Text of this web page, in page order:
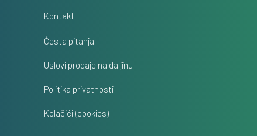
Kontakt
Česta pitanja
Uslovi prodaje na daljinu
Politika privatnosti
Kolačići (cookies)